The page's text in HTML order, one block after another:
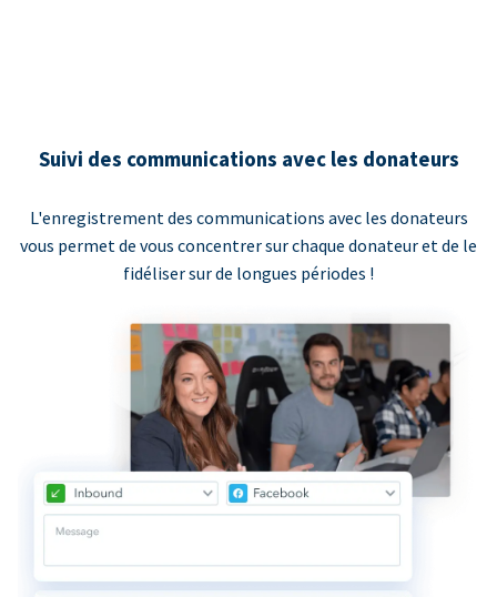
Suivi des communications avec les donateurs
L'enregistrement des communications avec les donateurs
vous permet de vous concentrer sur chaque donateur et de le
fidéliser sur de longues périodes !